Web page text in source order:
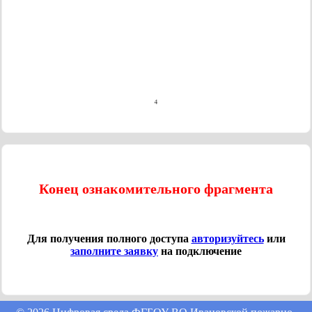
Конец ознакомительного фрагмента
Для получения полного доступа авторизуйтесьили
заполните заявку на подключение